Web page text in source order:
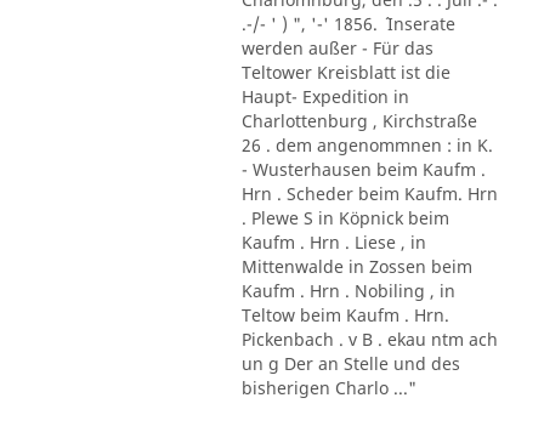
.-/- ' ) ", '-' 1856. ´ Inserate
werden außer - Für das
Teltower Kreisblatt ist die
Haupt- Expedition in
Charlottenburg , Kirchstraße
26 . dem angenommnen : in K.
- Wusterhausen beim Kaufm .
Hrn . Scheder beim Kaufm. Hrn
. Plewe S in Köpnick beim
Kaufm . Hrn . Liese , in
Mittenwalde in Zossen beim
Kaufm . Hrn . Nobiling , in
Teltow beim Kaufm . Hrn.
Pickenbach . v B . ekau ntm ach
un g Der an Stelle und des
bisherigen Charlo ..."